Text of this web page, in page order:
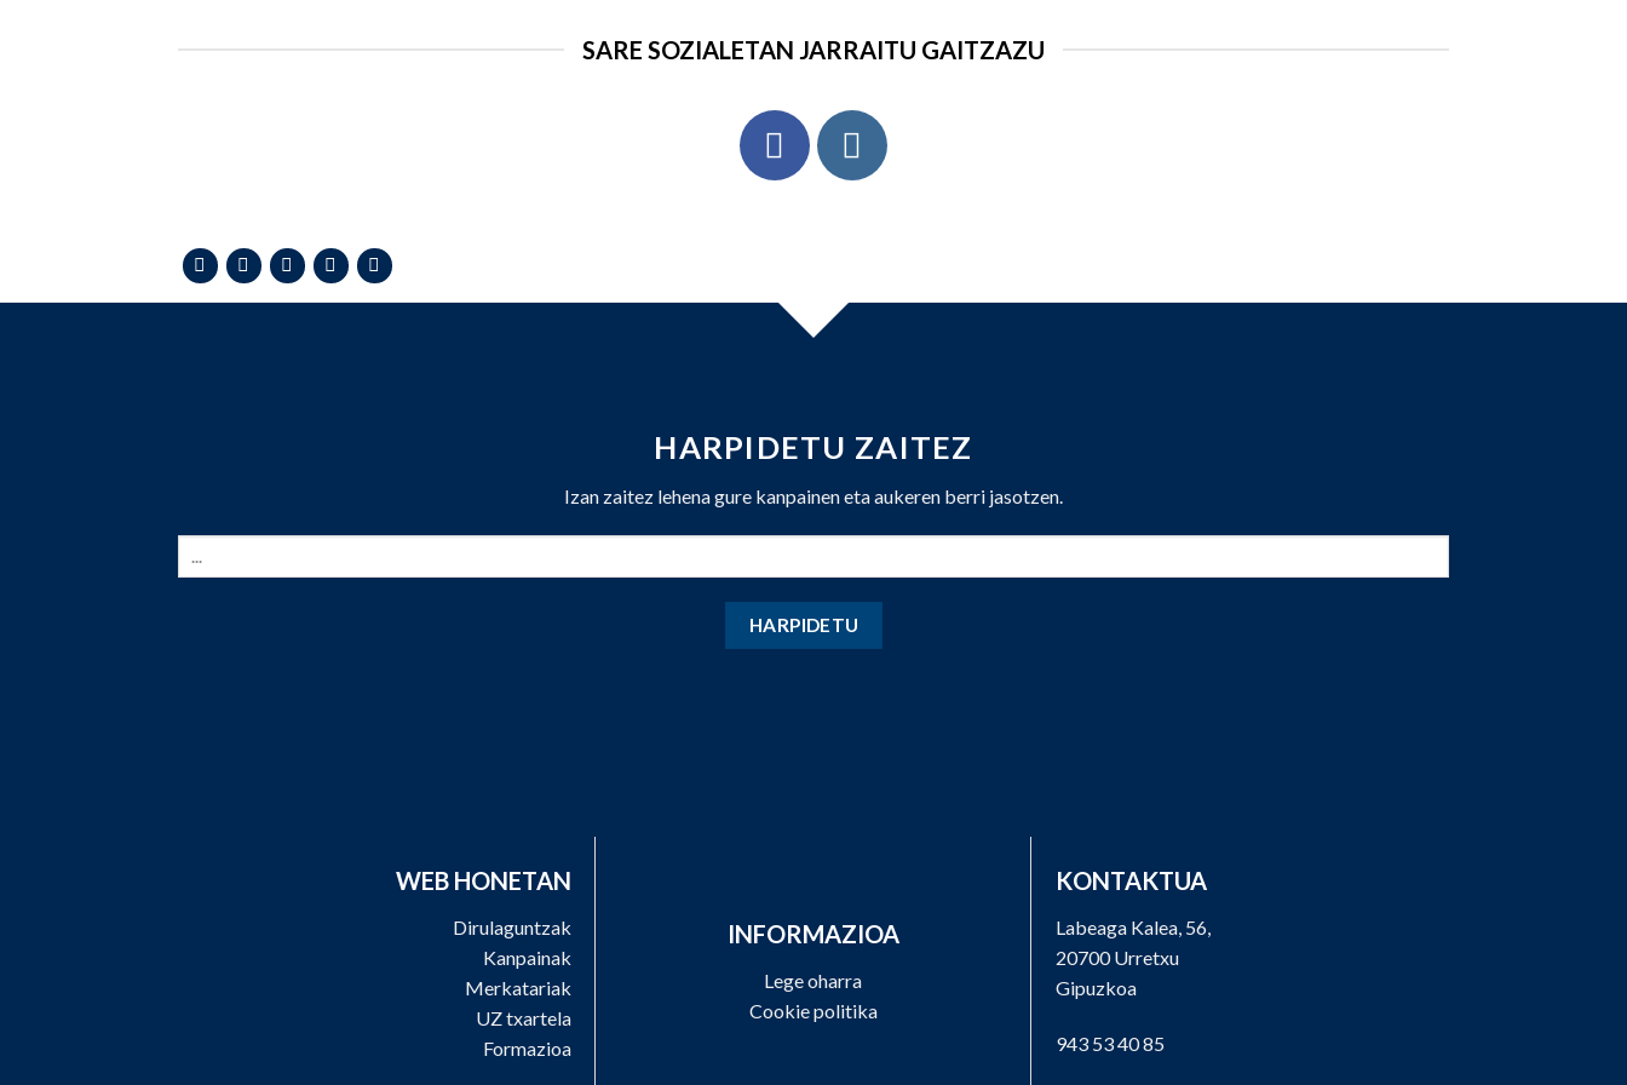
SARE SOZIALETAN JARRAITU GAITZAZU
HARPIDETU ZAITEZ
Izan zaitez lehena gure kanpainen eta aukeren berri jasotzen.
WEB HONETAN
Dirulaguntzak
Kanpainak
Merkatariak
UZ txartela
Formazioa
INFORMAZIOA
Lege oharra
Cookie politika
KONTAKTUA
Labeaga Kalea, 56,
20700 Urretxu
Gipuzkoa
943 53 40 85